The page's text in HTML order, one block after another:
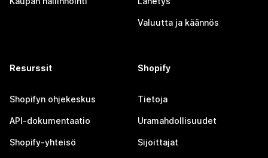
Valuutta ja käännös
Resurssit
Shopifyn ohjekeskus
API-dokumentaatio
Shopify-yhteisö
Shopify
Tietoja
Uramahdollisuudet
Sijoittajat